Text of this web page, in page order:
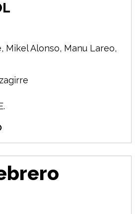
Mikel Alonso, Manu Lareo,